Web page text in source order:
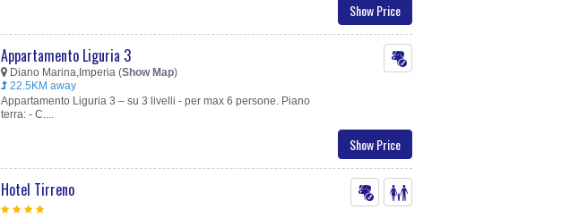
Show Price
Show Price
Appartamento Liguria 3
Diano Marina,Imperia (Show Map)
22.5KM away
Appartamento Liguria 3 – su 3 livelli - per max 6 persone. Piano
terra: - C....
Hotel Tirreno